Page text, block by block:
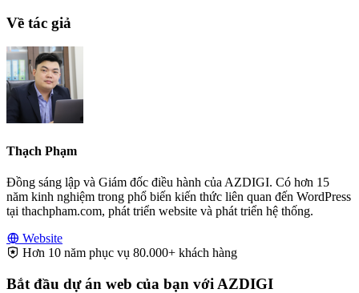
Về tác giả
Thạch Phạm
Đồng sáng lập và Giám đốc điều hành của AZDIGI. Có hơn 15
năm kinh nghiệm trong phổ biến kiến thức liên quan đến WordPress
tại thachpham.com, phát triển website và phát triển hệ thống.
Website
Hơn 10 năm phục vụ 80.000+ khách hàng
Bắt đầu dự án web của bạn với AZDIGI